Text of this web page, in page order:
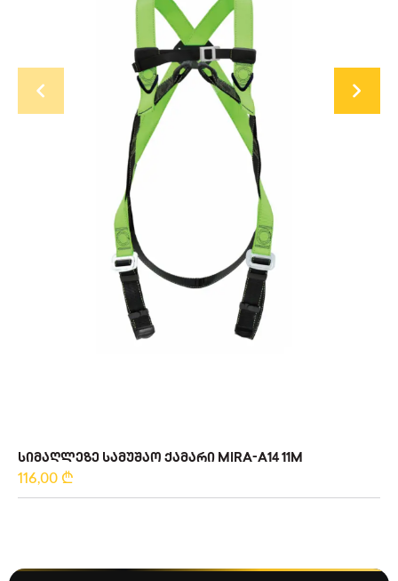
ᲡᲘᲛᲐᲦᲚᲔᲖᲔ ᲡᲐᲛᲣᲨᲐᲝ ᲥᲐᲛᲐᲠᲘ MIRA-A14 11M
116,00 ₾